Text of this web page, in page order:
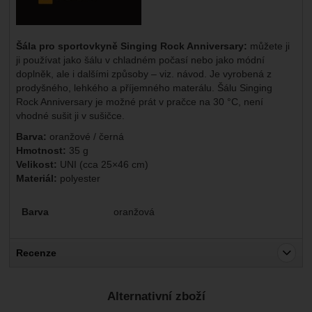
Šála pro sportovkyně Singing Rock Anniversary: můžete ji
ji používat jako šálu v chladném počasí nebo jako módní
doplněk, ale i dalšími způsoby – viz. návod. Je vyrobená z
prodyšného, lehkého a příjemného materálu. Šálu Singing
Rock Anniversary je možné prát v pračce na 30 °C, není
vhodné sušit ji v sušičce.
Barva: oranžové / černá
Hmotnost: 35 g
Velikost: UNI (cca 25×46 cm)
Materiál: polyester
Parametry
Barva oranžová
Recenze
Alternativní zboží